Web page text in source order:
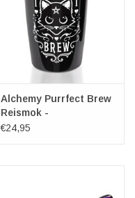
Alchemy Purrfect Brew
Reismok -
Dubbelwandig
€24,95